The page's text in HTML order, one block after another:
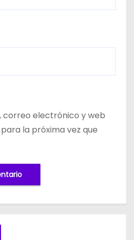
correo electrónico y web
la próxima vez que